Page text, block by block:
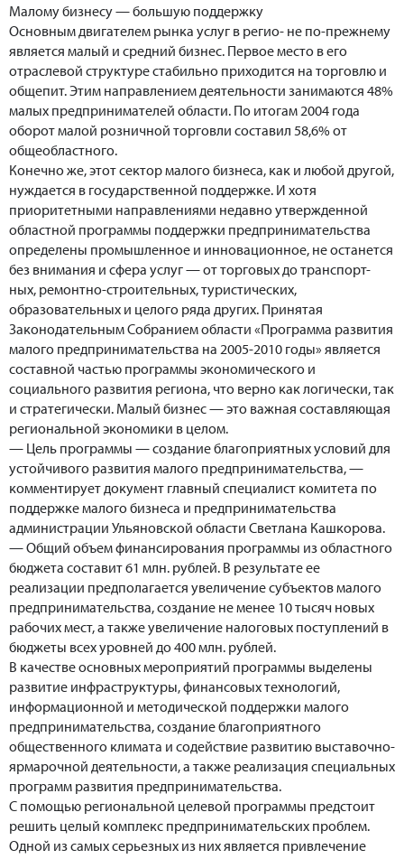
Малому бизнесу — большую поддержку
Основным двигателем рынка услуг в регио- не по-прежнему
является малый и средний бизнес. Первое место в его
отраслевой структуре стабильно приходится на торговлю и
общепит. Этим направлением деятельности занимаются 48%
малых предпринимателей области. По итогам 2004 года
оборот малой розничной торговли составил 58,6% от
общеобластного.
Конечно же, этот сектор малого бизнеса, как и любой другой,
нуждается в государственной поддержке. И хотя
приоритетными направлениями недавно утвержденной
областной программы поддержки предпринимательства
определены промышленное и инновационное, не останется
без внимания и сфера услуг — от торговых до транспорт-
ных, ремонтно-строительных, туристических,
образовательных и целого ряда других. Принятая
Законодательным Собранием области «Программа развития
малого предпринимательства на 2005-2010 годы» является
составной частью программы экономического и
социального развития региона, что верно как логически, так
и стратегически. Малый бизнес — это важная составляющая
региональной экономики в целом.
— Цель программы — создание благоприятных условий для
устойчивого развития малого предпринимательства, —
комментирует документ главный специалист комитета по
поддержке малого бизнеса и предпринимательства
администрации Ульяновской области Светлана Кашкорова.
— Общий объем финансирования программы из областного
бюджета составит 61 млн. рублей. В результате ее
реализации предполагается увеличение субъектов малого
предпринимательства, создание не менее 10 тысяч новых
рабочих мест, а также увеличение налоговых поступлений в
бюджеты всех уровней до 400 млн. рублей.
В качестве основных мероприятий программы выделены
развитие инфраструктуры, финансовых технологий,
информационной и методической поддержки малого
предпринимательства, создание благоприятного
общественного климата и содействие развитию выставочно-
ярмарочной деятельности, а также реализация специальных
программ развития предпринимательства.
С помощью региональной целевой программы предстоит
решить целый комплекс предпринимательских проблем.
Одной из самых серьезных из них является привлечение